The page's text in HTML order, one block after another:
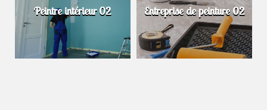
Peintre intérieur 02 Entreprise de peinture 02